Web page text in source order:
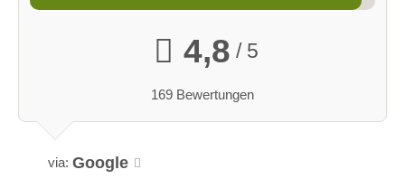
4,8 / 5
169 Bewertungen
via: Google